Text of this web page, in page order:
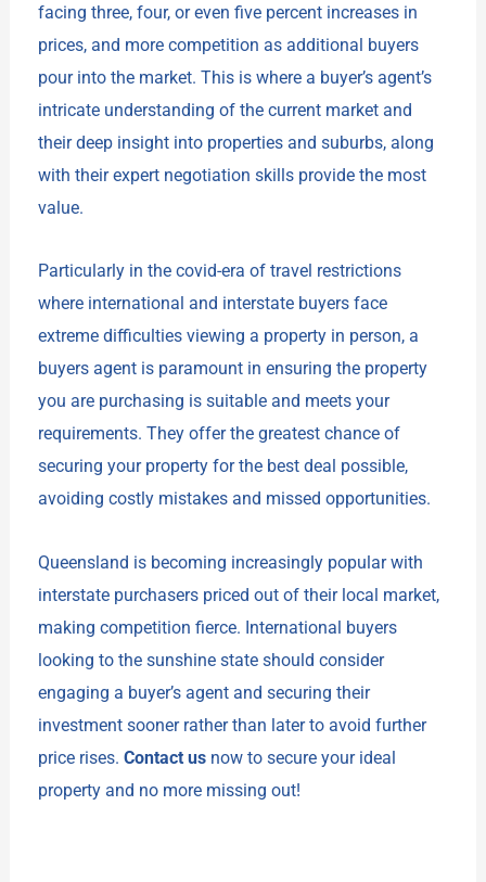
facing three, four, or even five percent increases in
prices, and more competition as additional buyers
pour into the market. This is where a buyer’s agent’s
intricate understanding of the current market and
their deep insight into properties and suburbs, along
with their expert negotiation skills provide the most
value.
Particularly in the covid-era of travel restrictions
where international and interstate buyers face
extreme difficulties viewing a property in person, a
buyers agent is paramount in ensuring the property
you are purchasing is suitable and meets your
requirements. They offer the greatest chance of
securing your property for the best deal possible,
avoiding costly mistakes and missed opportunities.
Queensland is becoming increasingly popular with
interstate purchasers priced out of their local market,
making competition fierce. International buyers
looking to the sunshine state should consider
engaging a buyer’s agent and securing their
investment sooner rather than later to avoid further
price rises.Contact us now to secure your ideal
property and no more missing out!